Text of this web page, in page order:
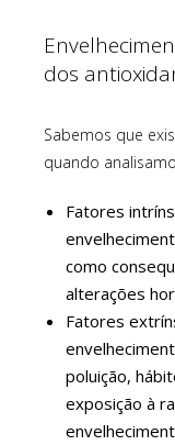
dos
Sabemos que
quando
Fatores
como
alterações
Fatores
poluição,
exposição à